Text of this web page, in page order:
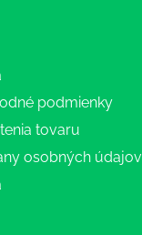
podmienky
tovaru
osobných údajov